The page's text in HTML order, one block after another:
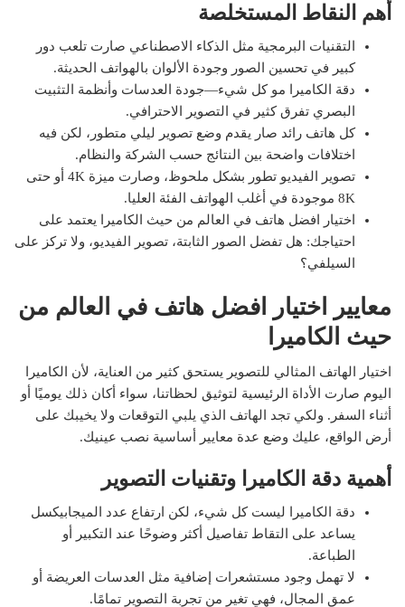
أهم النقاط المستخلصة
التقنيات البرمجية مثل الذكاء الاصطناعي صارت تلعب دور
كبير في تحسين الصور وجودة الألوان بالهواتف الحديثة.
دقة الكاميرا مو كل شيء—جودة العدسات وأنظمة التثبيت
البصري تفرق كثير في التصوير الاحترافي.
كل هاتف رائد صار يقدم وضع تصوير ليلي متطور، لكن فيه
اختلافات واضحة بين النتائج حسب الشركة والنظام.
تصوير الفيديو تطور بشكل ملحوظ، وصارت ميزة 4K أو حتى
8K موجودة في أغلب الهواتف الفئة العليا.
اختيار افضل هاتف في العالم من حيث الكاميرا يعتمد على
احتياجك: هل تفضل الصور الثابتة، تصوير الفيديو، ولا تركز على
السيلفي؟
معايير اختيار افضل هاتف في العالم من
حيث الكاميرا
اختيار الهاتف المثالي للتصوير يستحق كثير من العناية، لأن الكاميرا
اليوم صارت الأداة الرئيسية لتوثيق لحظاتنا، سواء أكان ذلك يوميًا أو
أثناء السفر. ولكي تجد الهاتف الذي يلبي التوقعات ولا يخيبك على
أرض الواقع، عليك وضع عدة معايير أساسية نصب عينيك.
أهمية دقة الكاميرا وتقنيات التصوير
دقة الكاميرا ليست كل شيء، لكن ارتفاع عدد الميجابيكسل
يساعد على التقاط تفاصيل أكثر وضوحًا عند التكبير أو
الطباعة.
لا تهمل وجود مستشعرات إضافية مثل العدسات العريضة أو
عمق المجال، فهي تغير من تجربة التصوير تمامًا.